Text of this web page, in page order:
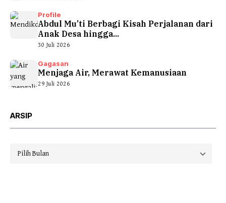
Profile
Abdul Mu’ti Berbagi Kisah Perjalanan dari
Anak Desa hingga...
30 Juli 2026
Gagasan
Menjaga Air, Merawat Kemanusiaan
29 Juli 2026
ARSIP
Arsip